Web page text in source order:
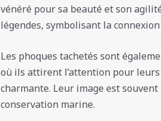
vénéré pour sa beauté et son
légendes, symbolisant la
Les phoques tachetés sont
où ils attirent l’attention pour
charmante. Leur image est
conservation marine.